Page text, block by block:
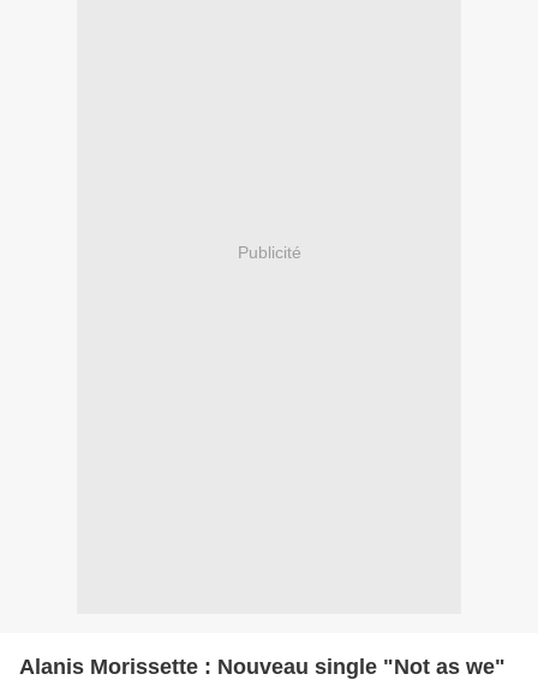
Publicité
Alanis Morissette : Nouveau single "Not as we"